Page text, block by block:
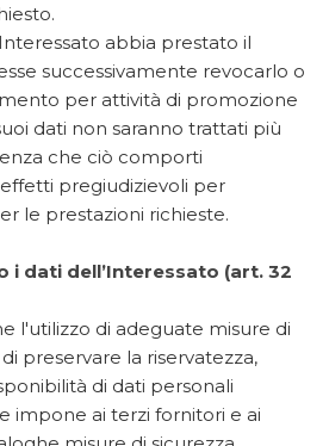
abbia prestato il
successivamente revocarlo o
per attività di promozione
dati non saranno trattati più
che ciò comporti
pregiudizievoli per
le prestazioni richieste.
i dati dell’Interessato (art. 32
l'utilizzo di adeguate misure di
preservare la riservatezza,
di dati personali
impone ai terzi fornitori e ai